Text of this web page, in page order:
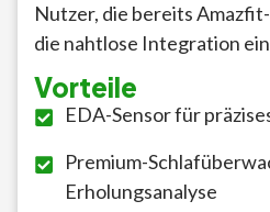
Nutzer, die bereits
die nahtlose Integration
Vorteile
EDA-Sensor für
Premium-
Erholungsanalyse